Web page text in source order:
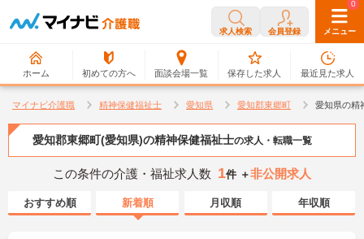
求人検索 会員登録 メニュー
ホーム 初めての方へ 面談会場一覧
0
保存した求人
0
最近見た求人
マイナビ介護職 精神保健福祉士 愛知県 愛知郡東郷町 愛知県の精
愛知郡東郷町(愛知県)の精神保健福祉士の求人・転職一覧
この条件の介護・福祉求人数 1件 ＋非公開求人
おすすめ順 新着順 月収順 年収順